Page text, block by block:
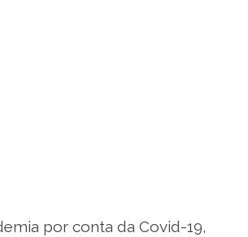
por conta da Covid-19,